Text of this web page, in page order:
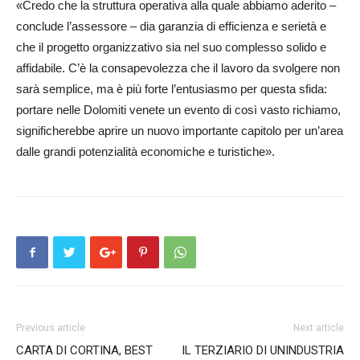
«Credo che la struttura operativa alla quale abbiamo aderito –
conclude l’assessore – dia garanzia di efficienza e serietà e
che il progetto organizzativo sia nel suo complesso solido e
affidabile. C’è la consapevolezza che il lavoro da svolgere non
sarà semplice, ma è più forte l’entusiasmo per questa sfida:
portare nelle Dolomiti venete un evento di così vasto richiamo,
significherebbe aprire un nuovo importante capitolo per un’area
dalle grandi potenzialità economiche e turistiche».
Previous article
CARTA DI CORTINA, BEST
Next article
IL TERZIARIO DI UNINDUSTRIA